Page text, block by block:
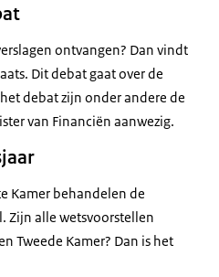
ontvangen? Dan vindt
Dit debat gaat over de
debat zijn onder andere de
van Financiën aanwezig.
Kamer behandelen de
Zijn alle wetsvoorstellen
Tweede Kamer? Dan is het